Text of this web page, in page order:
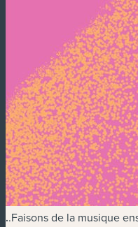
..Faisons de la musique